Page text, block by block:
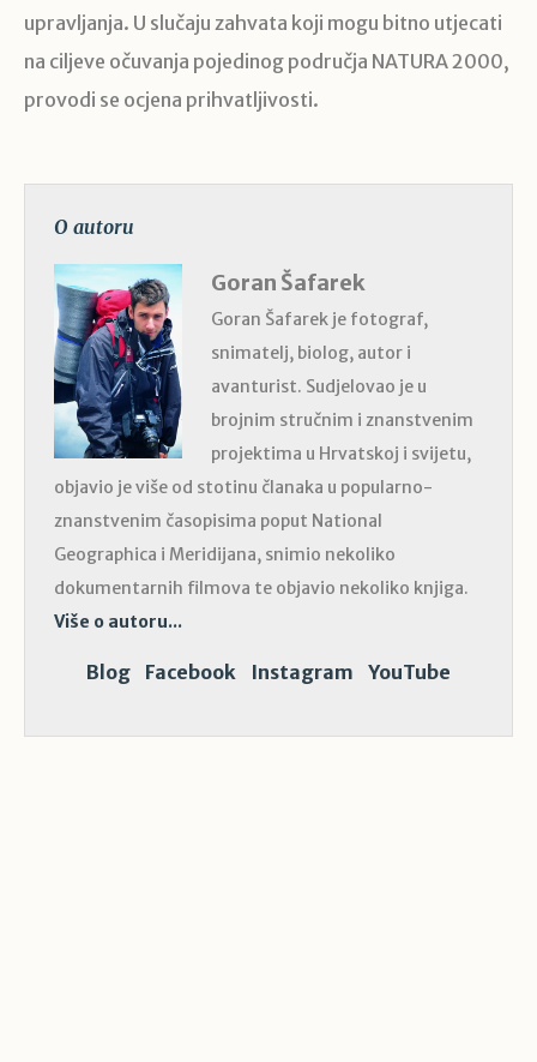
upravljanja. U slučaju zahvata koji mogu bitno utjecati
na ciljeve očuvanja pojedinog područja NATURA 2000,
provodi se ocjena prihvatljivosti.
O autoru
Goran Šafarek
Goran Šafarek je fotograf,
snimatelj, biolog, autor i
avanturist. Sudjelovao je u
brojnim stručnim i znanstvenim
projektima u Hrvatskoj i svijetu,
objavio je više od stotinu članaka u popularno-
znanstvenim časopisima poput National
Geographica i Meridijana, snimio nekoliko
dokumentarnih filmova te objavio nekoliko knjiga.
Više o autoru...
Blog Facebook Instagram YouTube